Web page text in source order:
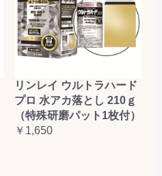
リンレイ ウルトラハード
プロ 水アカ落とし 210ｇ
（特殊研磨パット1枚付）
￥1,650